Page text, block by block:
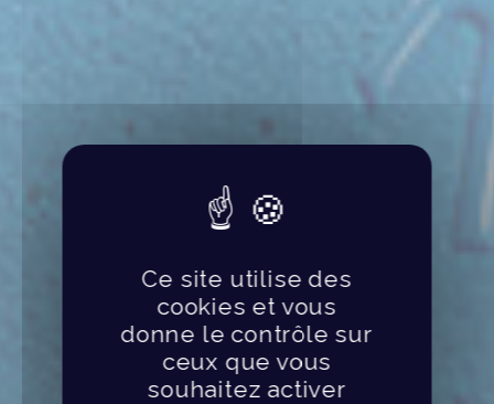
Ce site utilise des
cookies et vous
donne le contrôle sur
ceux que vous
souhaitez activer